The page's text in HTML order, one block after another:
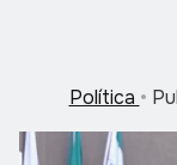
Política •